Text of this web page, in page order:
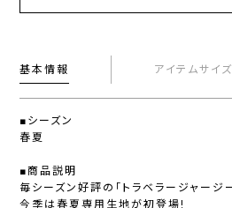
基本情報 アイテムサイズ
■シーズン
春夏
■商品説明
毎シーズン好評の「トラベラージャージー
今季は春夏専用生地が初登場!